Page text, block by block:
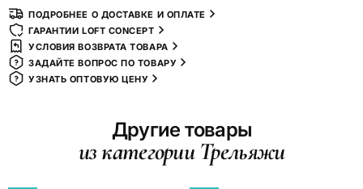
ПОДРОБНЕЕ О ДОСТАВКЕ И ОПЛАТЕ
ГАРАНТИИ LOFT CONCEPT
УСЛОВИЯ ВОЗВРАТА ТОВАРА
ЗАДАЙТЕ ВОПРОС ПО ТОВАРУ
УЗНАТЬ ОПТОВУЮ ЦЕНУ
Другие товары
из категории Трельяжи